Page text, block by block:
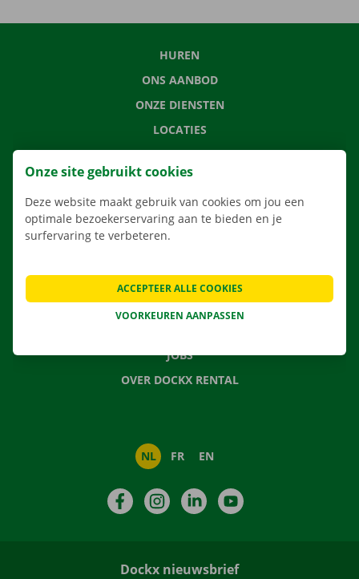
HUREN
ONS AANBOD
ONZE DIENSTEN
LOCATIES
APP
VERHUISOPLOSSINGEN
VEELGESTELDE VRAGEN
NIEUWS
JOBS
OVER DOCKX RENTAL
NL FR EN
FacebookInstagramLinkedIn
Dockx nieuwsbrief
Onze site gebruikt cookies
Deze website maakt gebruik van cookies om jou een
optimale bezoekerservaring aan te bieden en je
surfervaring te verbeteren.
VOORKEUREN AANPASSEN
ACCEPTEER ALLE COOKIES